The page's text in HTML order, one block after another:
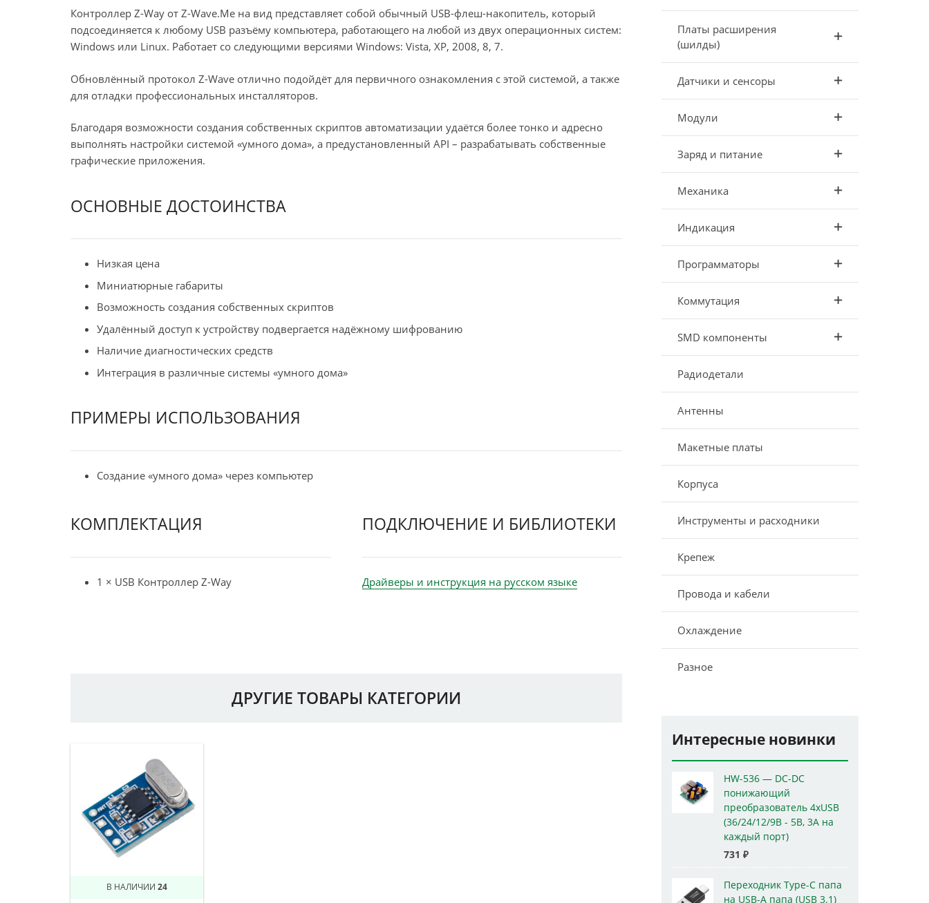
Контроллер Z-Way от Z-Wave.Me на вид представляет собой обычный USB-флеш-накопитель, который
подсоединяется к любому USB разъёму компьютера, работающего на любой из двух операционных систем:
Windows или Linux. Работает со следующими версиями Windows: Vista, XP, 2008, 8, 7.
Обновлённый протокол Z-Wave отлично подойдёт для первичного ознакомления с этой системой, а также
для отладки профессиональных инсталляторов.
Благодаря возможности создания собственных скриптов автоматизации удаётся более тонко и адресно
выполнять настройки системой «умного дома», а предустановленный API – разрабатывать собственные
графические приложения.
ОСНОВНЫЕ ДОСТОИНСТВА
Низкая цена
Миниатюрные габариты
Возможность создания собственных скриптов
Удалённый доступ к устройству подвергается надёжному шифрованию
Наличие диагностических средств
Интеграция в различные системы «умного дома»
ПРИМЕРЫ ИСПОЛЬЗОВАНИЯ
Создание «умного дома» через компьютер
КОМПЛЕКТАЦИЯ
1 × USB Контроллер Z-Way
ПОДКЛЮЧЕНИЕ И БИБЛИОТЕКИ
Драйверы и инструкция на русском языке
ДРУГИЕ ТОВАРЫ КАТЕГОРИИ
В НАЛИЧИИ 24
Платы расширения
(шилды)
Датчики и сенсоры
Модули
Заряд и питание
Механика
Индикация
Программаторы
Коммутация
SMD компоненты
Радиодетали
Антенны
Макетные платы
Корпуса
Инструменты и расходники
Крепеж
Провода и кабели
Охлаждение
Разное
Интересные новинки
HW-536 — DC-DC
понижающий
преобразователь 4xUSB
(36/24/12/9В - 5В, 3А на
каждый порт)
731 ₽
Переходник Type-C папа
на USB-A папа (USB 3.1)